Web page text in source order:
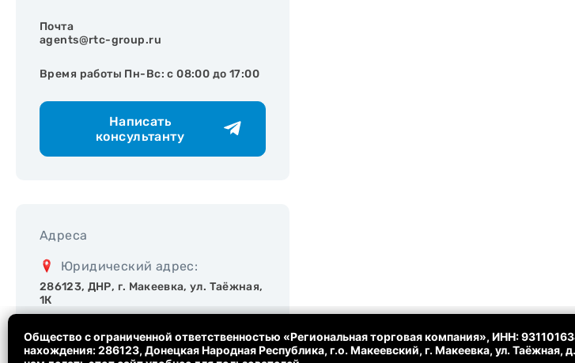
Общество с ограниченной ответственностью «Региональная торговая компания», ИНН:
нахождения: 286123, Донецкая Народная Республика, г.о. Макеевский, г. Макеевка, ул.
Почта
agents@rtc-group.ru
Время работы Пн-Вс: с 08:00 до 17:00
Написать
консультанту
Адреса
Юридический адрес:
286123, ДНР, г. Макеевка, ул. Таёжная,
1К
ДНР, г. Донецк, ул. Куйбышева, 70,